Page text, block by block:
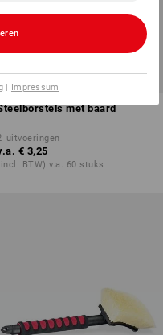
met baard
uitvoeringen
€ 3,25
BTW) v.a. 60 stuks
| Impressum